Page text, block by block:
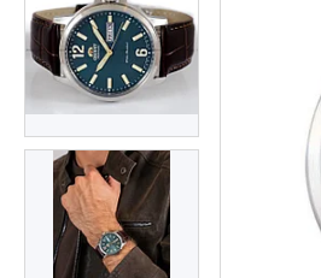
Casio-Женские часы
Часы Casio Retro
Часы ORIENT
Часы Восток (Чистопольский
завод)
Часы Seiko
Casio спортивные часы
Будильники / настольные часы
Парные модели | СКИДКИ